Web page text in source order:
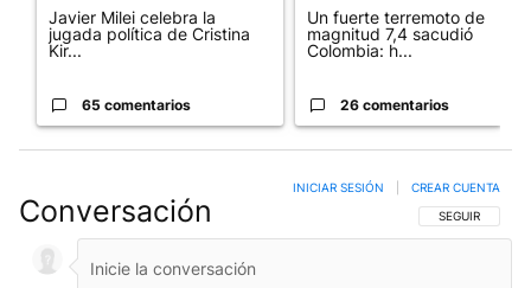
Javier Milei celebra la
jugada política de Cristina
Kir...
65 comentarios
Un fuerte terremoto de
magnitud 7,4 sacudió
Colombia: h...
26 comentarios
Conversación SIGA ESTA
SEGUIR
INICIAR SESIÓN CREAR CUENTA